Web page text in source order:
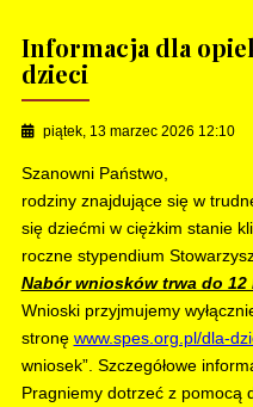
Informacja dla
dzieci
piątek, 13 marzec 2026 12:10
Szanowni Państwo,
rodziny znajdujące się w
się dziećmi w ciężkim stanie
roczne stypendium
Nabór wniosków trwa do 12
Wnioski przyjmujemy
stronę www.spes.org.pl/dla-
wniosek”. Szczegółowe
Pragniemy dotrzeć z pomocą